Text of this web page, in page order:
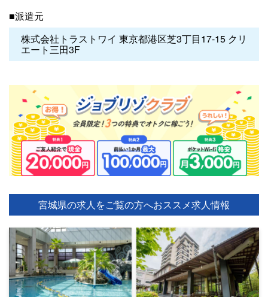
■派遣元
株式会社トラストワイ 東京都港区芝3丁目17-15 クリ
エート三田3F
宮城県の求人をご覧の方へおススメ求人情報